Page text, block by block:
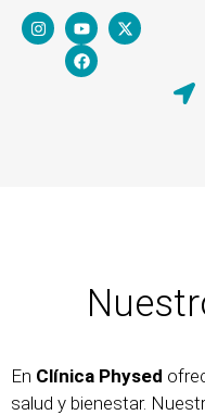
En Clínica Physed
salud y bienestar.